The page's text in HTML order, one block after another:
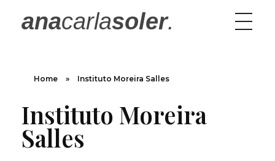
anacarlasoler.
Home » Instituto Moreira Salles
Instituto Moreira
Salles